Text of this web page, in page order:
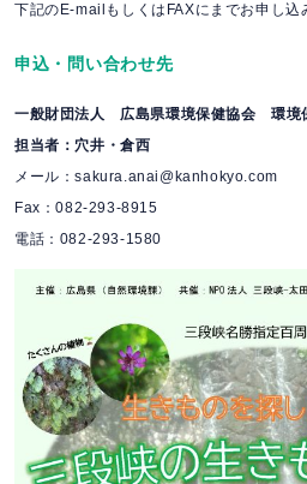
下記のE-mailもしくはFAXにまでお申し込
申込・問い合わせ先
一般財団法人 広島県環境保健協会 環境
担当者：穴井・倉西
メール：sakura.anai@kanhokyo.com
Fax：082-293-8915
電話：082-293-1580